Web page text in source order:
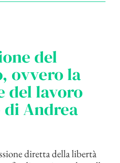
del
ovvero la
del lavoro
Andrea
diretta della libertà